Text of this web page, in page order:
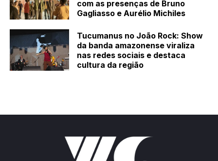
com as presenças de Bruno
Gagliasso e Aurélio Michiles
Tucumanus no João Rock: Show
da banda amazonense viraliza
nas redes sociais e destaca
cultura da região